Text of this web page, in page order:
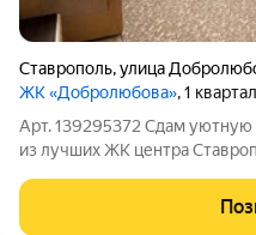
Ставрополь,улица
ЖК «Добролюбова», 1
Арт. 139295372 Сдам уютную
из лучших ЖК центра
Дом расположен в тихом
этом вся необходимая